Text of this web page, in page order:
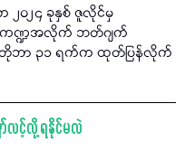
၂၀၂၄ ခုနှစ် ဇူလိုင်မှ
ဏ္ဍအလိုက် ဘတ်ဂျက်
တိုဘာ ၃၁ ရက်က ထုတ်ပြန်လိုက်
လင့်လို့ ရနိုင်မလဲ